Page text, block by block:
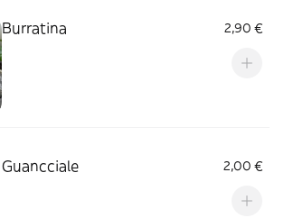
Burratina 2,90 €
Guancciale 2,00 €